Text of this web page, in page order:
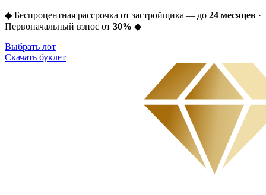
◆ Беспроцентная рассрочка от застройщика — до 24 месяцев ·
Первоначальный взнос от 30% ◆
Выбрать лот
Скачать буклет